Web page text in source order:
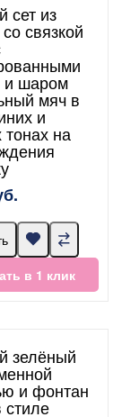
сет из
связкой
и шаром
мяч в
и
тонах на
в 1 клик
зелёный
и фонтан